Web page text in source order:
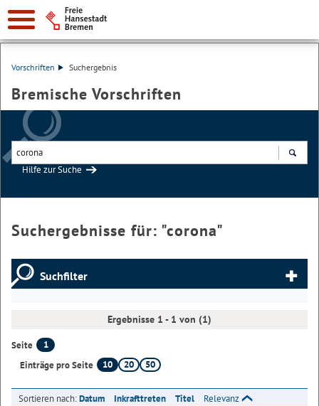
Vorschriften Suchergebnis
Bremische Vorschriften
Hilfe zur Suche
Suchergebnisse für: "corona"
Suchfilter
Ergebnisse 1 - 1 von (1)
Seite
1
Einträge pro Seite
10 20 50
Sortieren nach:Datum Inkrafttreten Titel Relevanz